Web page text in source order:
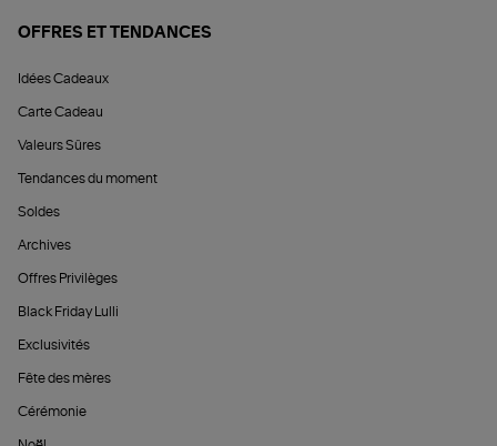
OFFRES ET TENDANCES
Idées Cadeaux
Carte Cadeau
Valeurs Sûres
Tendances du moment
Soldes
Archives
Offres Privilèges
Black Friday Lulli
Exclusivités
Fête des mères
Cérémonie